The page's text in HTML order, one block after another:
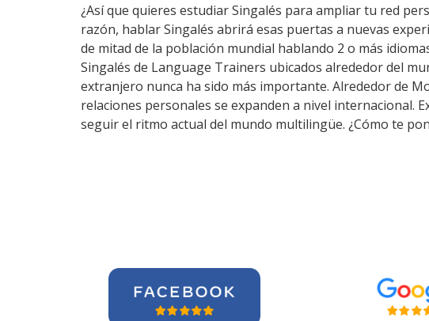
¿Así que quieres estudiar Singalés para ampliar tu red
razón, hablar Singalés abrirá esas puertas a nuevas
de mitad de la población mundial hablando 2 o más
Singalés de Language Trainers ubicados alrededor del
extranjero nunca ha sido más importante. Alrededor de
relaciones personales se expanden a nivel internacional.
seguir el ritmo actual del mundo multilingüe. ¿Cómo te